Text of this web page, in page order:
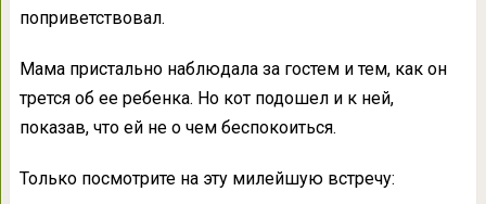
поприветствовал.
Мама пристально наблюдала за гостем и тем, как он
трется об ее ребенка. Но кот подошел и к ней,
показав, что ей не о чем беспокоиться.
Только посмотрите на эту милейшую встречу: